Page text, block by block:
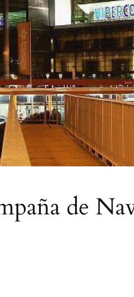
de